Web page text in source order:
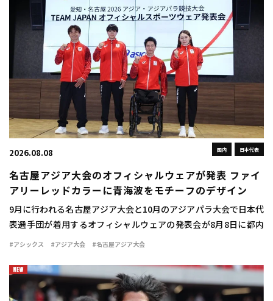
国内 日本代表
2026.08.08
名古屋アジア大会のオフィシャルウェアが発表 ファイ
アリーレッドカラーに青海波をモチーフのデザイン
9月に行われる名古屋アジア大会と10月のアジアパラ大会で日本代
表選手団が着用するオフィシャルウェアの発表会が8月8日に都内
で行われた。 ウェアは情熱を燃え立つような赤い炎を示す「ファ
#アシックス #アジア大会 #名古屋アジア大会